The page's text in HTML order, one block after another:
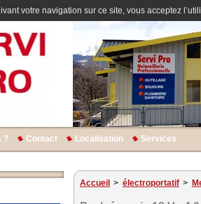
votre navigation sur ce site, vous acceptez
? Contact Localisation Services
Accueil > électroportatif >